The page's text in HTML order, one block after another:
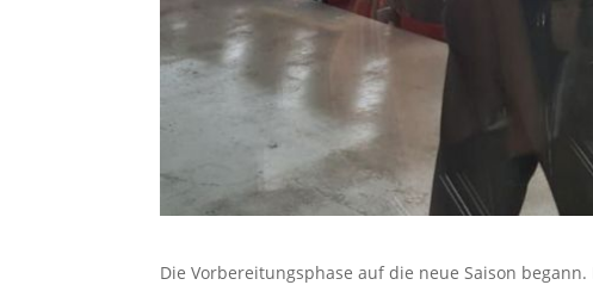
Die Vorbereitungsphase auf die neue Saison